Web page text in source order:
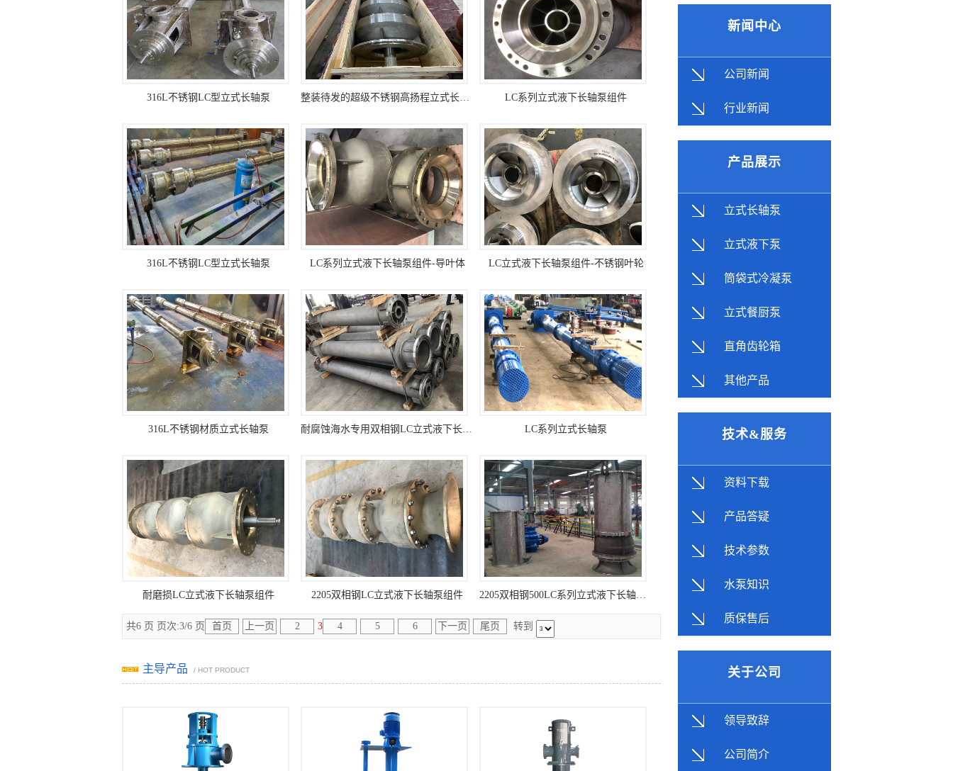
316L不锈钢LC型立式长轴泵 整装待发的超级不锈钢高扬程立式长轴液下泵 LC系列立式液下长轴泵组件
316L不锈钢LC型立式长轴泵 LC系列立式液下长轴泵组件-导叶体 LC立式液下长轴泵组件-不锈钢叶轮
316L不锈钢材质立式长轴泵 耐腐蚀海水专用双相钢LC立式液下长轴泵组件 LC系列立式长轴泵
耐磨损LC立式液下长轴泵组件 2205双相钢LC立式液下长轴泵组件 2205双相钢500LC系列立式液下长轴泵泵体
共6 页 页次:3/6 页 首页 上一页 2 3 4 5 6 下一页 尾页 转到
主导产品 / HOT PRODUCT
新闻中心
公司新闻
行业新闻
产品展示
立式长轴泵
立式液下泵
筒袋式冷凝泵
立式餐厨泵
直角齿轮箱
其他产品
技术&服务
资料下载
产品答疑
技术参数
水泵知识
质保售后
关于公司
领导致辞
公司简介